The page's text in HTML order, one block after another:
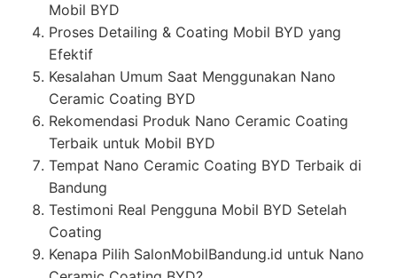
Mobil BYD
Proses Detailing & Coating Mobil BYD yang
Efektif
Kesalahan Umum Saat Menggunakan Nano
Ceramic Coating BYD
Rekomendasi Produk Nano Ceramic Coating
Terbaik untuk Mobil BYD
Tempat Nano Ceramic Coating BYD Terbaik di
Bandung
Testimoni Real Pengguna Mobil BYD Setelah
Coating
Kenapa Pilih SalonMobilBandung.id untuk Nano